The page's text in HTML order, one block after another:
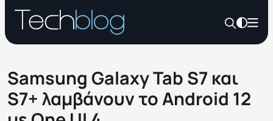
Samsung Galaxy Tab S7 και
S7+ λαμβάνουν το Android 12